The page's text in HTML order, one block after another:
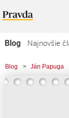
Blog
Najnovšie
Najčítanejšie články
Blog > Ján Papuga